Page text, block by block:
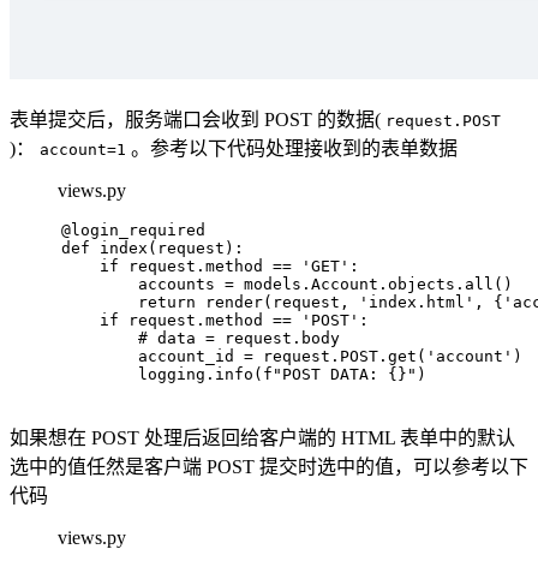
表单提交后，服务端口会收到 POST 的数据( request.POST
)： account=1 。参考以下代码处理接收到的表单数据
views.py
@login_required
def index(request):
    if request.method == 'GET':
        accounts = models.Account.objects.all()
return render(request, 'index.html',
    if request.method == 'POST':
        # data = request.body
        account_id = request.POST.get('account')
        logging.info(f"POST DATA: {}")
如果想在 POST 处理后返回给客户端的 HTML 表单中的默认
选中的值任然是客户端 POST 提交时选中的值，可以参考以下
代码
views.py